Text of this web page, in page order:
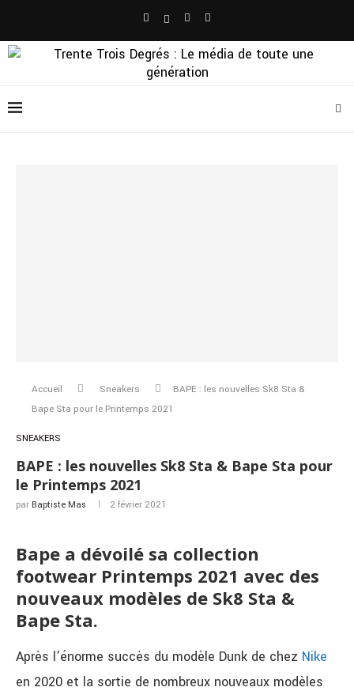
Accueil Sneakers
BAPE : les nouvelles Sk8 Sta &
Bape Sta pour le Printemps 2021
SNEAKERS
BAPE : les nouvelles Sk8 Sta & Bape Sta pour
le Printemps 2021
par Baptiste Mas 2 février 2021
Bape a dévoilé sa collection
footwear Printemps 2021 avec des
nouveaux modèles de Sk8 Sta &
Bape Sta.
Après l’énorme succès du modèle Dunk de chez Nike
en 2020 et la sortie de nombreux nouveaux modèles